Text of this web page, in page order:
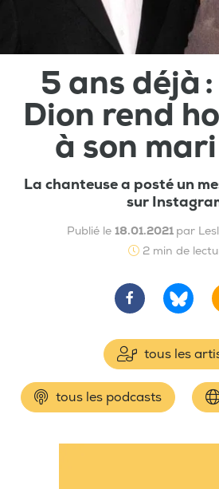
5 ans déjà
Dion rend
à son
La chanteuse a posté un
sur
Publié le 18.01.2021 par
2 min de
tous les
tous les podcasts